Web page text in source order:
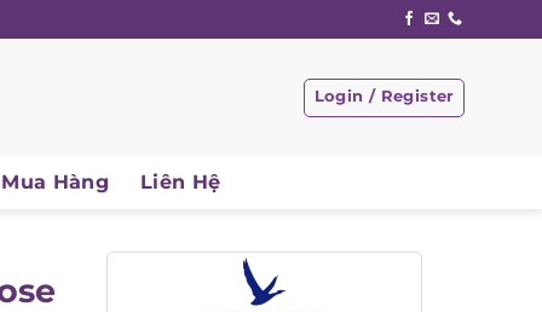
Login / Register
Mua Hàng Liên Hệ